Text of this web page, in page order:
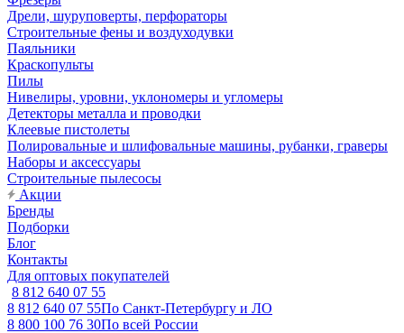
Дрели, шуруповерты, перфораторы
Строительные фены и воздуходувки
Паяльники
Краскопульты
Пилы
Нивелиры, уровни, уклономеры и угломеры
Детекторы металла и проводки
Клеевые пистолеты
Полировальные и шлифовальные машины, рубанки, граверы
Наборы и аксессуары
Строительные пылесосы
Акции
Бренды
Подборки
Блог
Контакты
Для оптовых покупателей
8 812 640 07 55
8 812 640 07 55По Санкт-Петербургу и ЛО
8 800 100 76 30По всей России